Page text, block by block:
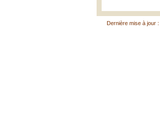
Dernière mise à jour :